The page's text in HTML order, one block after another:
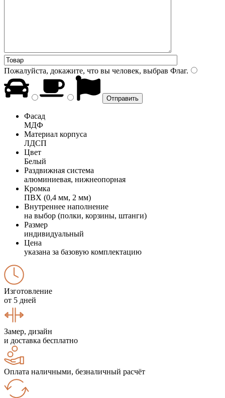
Пожалуйста, докажите, что вы человек, выбрав Флаг.
Фасад
МДФ
Материал корпуса
ЛДСП
Цвет
Белый
Раздвижная система
алюминиевая, нижнеопорная
Кромка
ПВХ (0,4 мм, 2 мм)
Внутреннее наполнение
на выбор (полки, корзины, штанги)
Размер
индивидуальный
Цена
указана за базовую комплектацию
Изготовление
от 5 дней
Замер, дизайн
и доставка бесплатно
Оплата наличными, безналичный расчёт